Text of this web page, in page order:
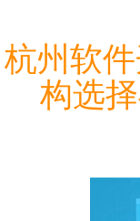
杭州软
构选